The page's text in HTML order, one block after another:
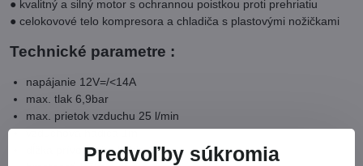
● kvalitný a silný motor s ochrannou poistkou proti prehriatiu
● celokovové telo kompresora a chladiča s plastovými nožičkami
Technické parametre :
napájanie 12V=/<14A
max. tlak 6,9bar
max. prietok vzduchu 25 l/min
vzduchová hadica 1m
dĺžka prívodného kábla 2,9m
Predvoľby súkromia